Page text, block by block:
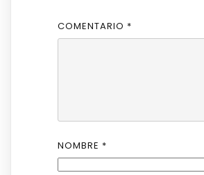
COMENTARIO *
NOMBRE *